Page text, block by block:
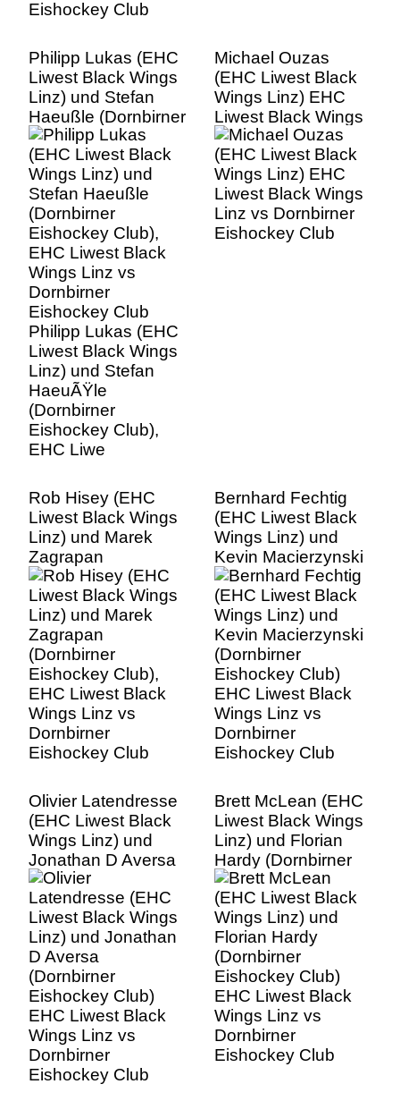
Philipp Lukas (EHC
Liwest Black Wings
Linz) und Stefan
Haeußle (Dornbirner
Eishockey Club),
EHC Liwest Black
Wings Linz vs
Dornbirner
Eishockey Club
Philipp Lukas (EHC
Liwest Black Wings
Linz) und Stefan
HaeuÃŸle
(Dornbirner
Eishockey Club),
EHC Liwe
Michael Ouzas
(EHC Liwest Black
Wings Linz) EHC
Liwest Black Wings
Linz vs Dornbirner
Eishockey Club
Rob Hisey (EHC
Liwest Black Wings
Linz) und Marek
Zagrapan
(Dornbirner
Eishockey Club),
EHC Liwest Black
Wings Linz vs
Dornbirner
Eishockey Club
Bernhard Fechtig
(EHC Liwest Black
Wings Linz) und
Kevin Macierzynski
(Dornbirner
Eishockey Club)
EHC Liwest Black
Wings Linz vs
Dornbirner
Eishockey Club
Olivier Latendresse
(EHC Liwest Black
Wings Linz) und
Jonathan D Aversa
(Dornbirner
Eishockey Club)
EHC Liwest Black
Wings Linz vs
Dornbirner
Eishockey Club
Brett McLean (EHC
Liwest Black Wings
Linz) und Florian
Hardy (Dornbirner
Eishockey Club)
EHC Liwest Black
Wings Linz vs
Dornbirner
Eishockey Club